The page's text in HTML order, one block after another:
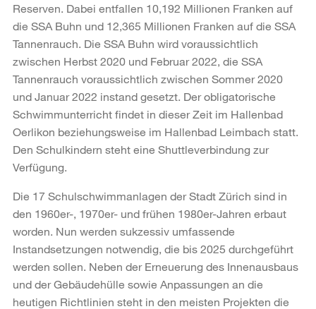
Reserven. Dabei entfallen 10,192 Millionen Franken auf
die SSA Buhn und 12,365 Millionen Franken auf die SSA
Tannenrauch. Die SSA Buhn wird voraussichtlich
zwischen Herbst 2020 und Februar 2022, die SSA
Tannenrauch voraussichtlich zwischen Sommer 2020
und Januar 2022 instand gesetzt. Der obligatorische
Schwimmunterricht findet in dieser Zeit im Hallenbad
Oerlikon beziehungsweise im Hallenbad Leimbach statt.
Den Schulkindern steht eine Shuttleverbindung zur
Verfügung.
Die 17 Schulschwimmanlagen der Stadt Zürich sind in
den 1960er-, 1970er- und frühen 1980er-Jahren erbaut
worden. Nun werden sukzessiv umfassende
Instandsetzungen notwendig, die bis 2025 durchgeführt
werden sollen. Neben der Erneuerung des Innenausbaus
und der Gebäudehülle sowie Anpassungen an die
heutigen Richtlinien steht in den meisten Projekten die